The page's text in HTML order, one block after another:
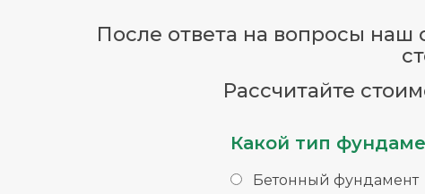
После ответа на вопросы наш
Рассчитайте
Какой тип
Бетонный фундамент